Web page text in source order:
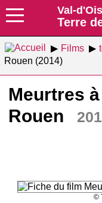
Val-
Terre
Films
Rouen (2014)
Meurtres
Rouen
©